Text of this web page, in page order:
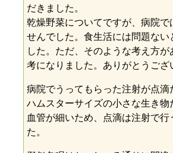
だきました。
乾燥野菜についてですが、病院で
せんでした。食生活には問題ない
した。ただ、そのような考え方
考になりました。ありがとうござ
病院でうってもらった注射が点滴
ハムスターサイズの小さな生き物
血管が細いため、点滴は注射で行
た。